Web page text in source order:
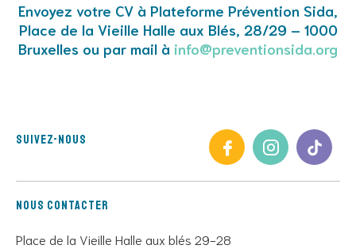
Envoyez votre CV à Plateforme Prévention Sida,
Place de la Vieille Halle aux Blés, 28/29 – 1000
Bruxelles ou par mail à info@preventionsida.org
Suivez-nous
Nous contacter
Place de la Vieille Halle aux blés 29-28